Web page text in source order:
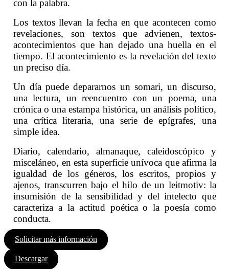
con la palabra.
Los textos llevan la fecha en que acontecen como
revelaciones, son textos que advienen, textos-
acontecimientos que han dejado una huella en el
tiempo. El acontecimiento es la revelación del texto
un preciso día.
Un día puede depararnos un somari, un discurso,
una lectura, un reencuentro con un poema, una
crónica o una estampa histórica, un análisis político,
una crítica literaria, una serie de epígrafes, una
simple idea.
Diario, calendario, almanaque, caleidoscópico y
misceláneo, en esta superficie unívoca que afirma la
igualdad de los géneros, los escritos, propios y
ajenos, transcurren bajo el hilo de un leitmotiv: la
insumisión de la sensibilidad y del intelecto que
caracteriza a la actitud poética o la poesía como
conducta.
Solicitar más información
Descargar